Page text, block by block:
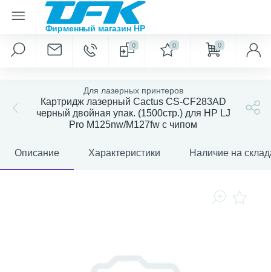
0 0 0
Для лазерных принтеров
Картридж лазерный Cactus CS-CF283AD
черный двойная упак. (1500стр.) для HP LJ
Pro M125nw/M127fw с чипом
Описание Характеристики Наличие на